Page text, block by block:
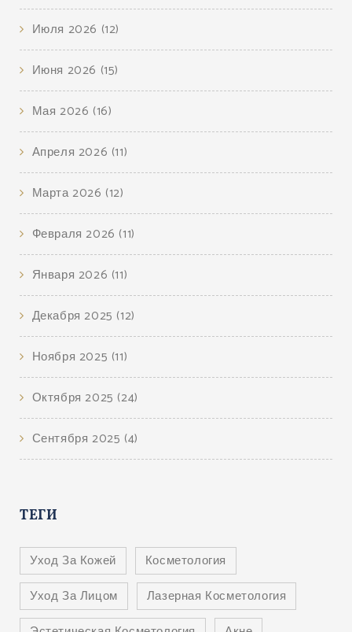
Июля 2026 (12)
Июня 2026 (15)
Мая 2026 (16)
Апреля 2026 (11)
Марта 2026 (12)
Февраля 2026 (11)
Января 2026 (11)
Декабря 2025 (12)
Ноября 2025 (11)
Октября 2025 (24)
Сентября 2025 (4)
ТЕГИ
Уход За Кожей
Косметология
Уход За Лицом
Лазерная Косметология